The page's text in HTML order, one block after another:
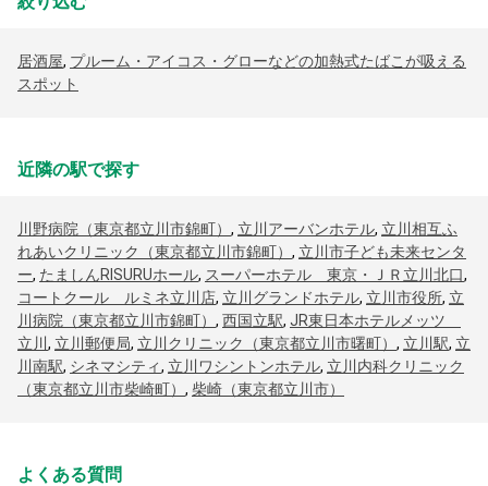
居酒屋, プルーム・アイコス・グローなどの加熱式たばこが吸える
スポット
近隣の駅で探す
川野病院（東京都立川市錦町） , 立川アーバンホテル, 立川相互ふ
れあいクリニック（東京都立川市錦町） , 立川市子ども未来センタ
ー, たましんRISURUホール, スーパーホテル 東京・ＪＲ立川北口,
コートクール ルミネ立川店, 立川グランドホテル, 立川市役所, 立
川病院（東京都立川市錦町） , 西国立駅, JR東日本ホテルメッツ
立川 , 立川郵便局, 立川クリニック（東京都立川市曙町） , 立川駅, 立
川南駅, シネマシティ, 立川ワシントンホテル, 立川内科クリニック
（東京都立川市柴崎町） , 柴崎（東京都立川市）
よくある質問